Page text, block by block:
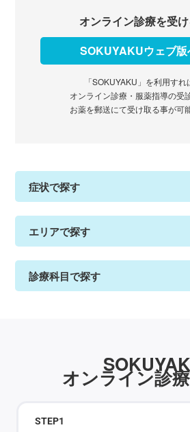
オンライン診療を受
SOKUYAKUウェブ版
「SOKUYAKU」を利用すれ
オンライン診療・服薬指導の受
お薬を郵送にて受け取る事が可
症状で探す
エリアで探す
診療科目で探す
オンライン診
STEP1